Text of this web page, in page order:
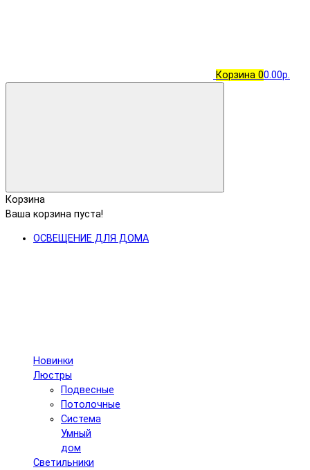
Корзина 00.00р.
Корзина
Ваша корзина пуста!
ОСВЕЩЕНИЕ ДЛЯ ДОМА
Новинки
Люстры
Подвесные
Потолочные
Система
Умный
дом
Светильники